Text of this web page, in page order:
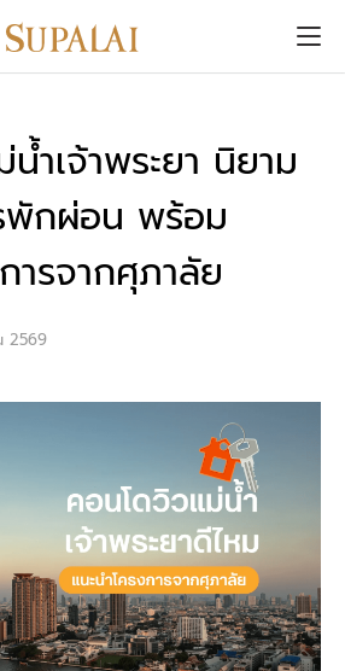
ำเจ้าพระยา นิยาม
พักผ่อน พร้อม
ารจากศุภาลัย
2569